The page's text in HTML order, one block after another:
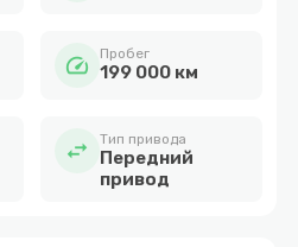
speed Пробег
199 000 км
swap_horiz Тип привода
Передний
привод